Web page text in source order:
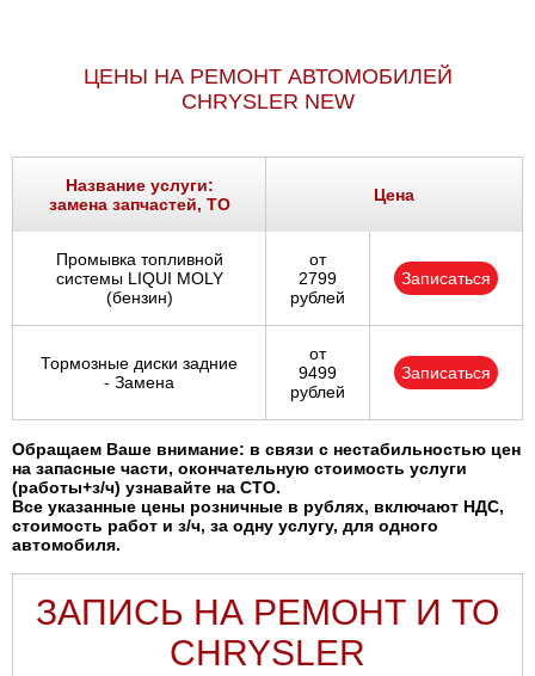
ЦЕНЫ НА РЕМОНТ АВТОМОБИЛЕЙ
CHRYSLER NEW
Название услуги:
замена запчастей, ТО
Цена
Промывка топливной
системы LIQUI MOLY
(бензин)
от
2799
рублей
Записаться
Тормозные диски задние
- Замена
от
9499
рублей
Записаться
Обращаем Ваше внимание: в связи с нестабильностью цен
на запасные части, окончательную стоимость услуги
(работы+з/ч) узнавайте на СТО.
Все указанные цены розничные в рублях, включают НДС,
стоимость работ и з/ч, за одну услугу, для одного
автомобиля.
ЗАПИСЬ НА РЕМОНТ И ТО
CHRYSLER